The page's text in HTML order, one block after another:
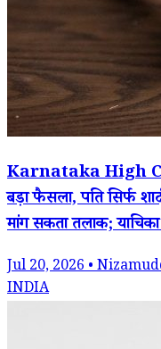
Karnataka High
बड़ा फैसला, पति सिर्फ
मांग सकता तलाक;
Jul 20, 2026 •
INDIA